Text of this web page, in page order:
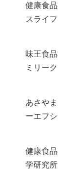
健康食
スライ
味王食
ミリー
あさや
ーエフ
健康食
学研究